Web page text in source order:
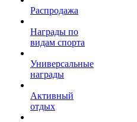
Распродажа
Награды по
видам спорта
Универсальные
награды
Активный
отдых